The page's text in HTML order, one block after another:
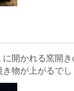
開かれる窯開
物が上がるで